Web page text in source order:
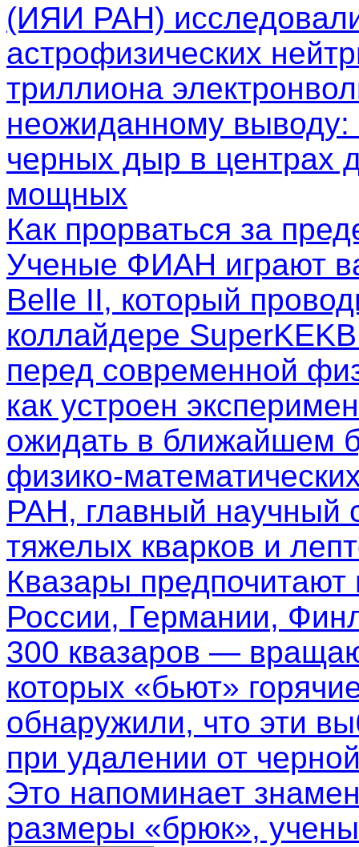
(ИЯИ РАН)
астрофизических
триллиона
неожиданному выводу:
черных дыр в центрах
мощных
Как прорваться за
Ученые ФИАН играют
Belle II, который
коллайдере
перед современной
как устроен
ожидать в ближайшем
физико-
РАН, главный научный
тяжелых кварков и
Квазары
России, Германии,
300 квазаров —
которых «бьют»
обнаружили, что эти
при удалении от
Это напоминает
размеры «брюк»,